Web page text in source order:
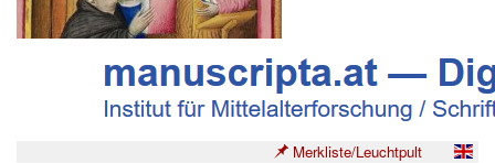
Merkliste/Leuchtpult